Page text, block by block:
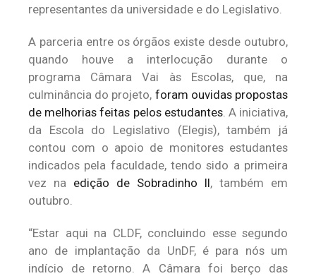
representantes da universidade e do Legislativo.
A parceria entre os órgãos existe desde outubro,
quando houve a interlocução durante o
programa Câmara Vai às Escolas, que, na
culminância do projeto, foram ouvidas propostas
de melhorias feitas pelos estudantes. A iniciativa,
da Escola do Legislativo (Elegis), também já
contou com o apoio de monitores estudantes
indicados pela faculdade, tendo sido a primeira
vez na edição de Sobradinho II, também em
outubro.
“Estar aqui na CLDF, concluindo esse segundo
ano de implantação da UnDF, é para nós um
indício de retorno. A Câmara foi berço das